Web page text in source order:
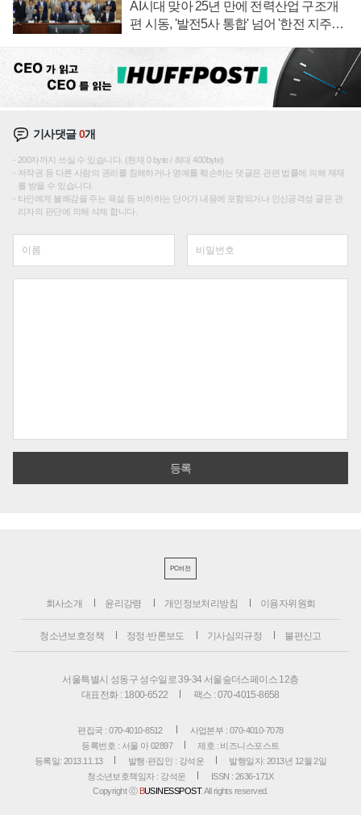
AI시대 맞아 25년 만에 전력산업 구조개
편 시동, '발전5사 통합' 넘어 '한전 지주사'
기사댓글0개
200자까지 쓰실 수 있습니다. (현재 0 byte / 최대 400byte)
저작권 등 다른 사람의 권리를 침해하거나 명예를 훼손하는 댓글은 관련 법률에 의해 제재
를 받을 수 있습니다.
타인에게 불쾌감을 주는 욕설 등 비하하는 단어가 내용에 포함되거나 인신공격성 글은 관
리자의 판단에 의해 삭제 합니다.
PC버전
회사소개 윤리강령 개인정보처리방침 이용자위원회
청소년보호정책 정정·반론보도 기사심의규정 불편신고
서울특별시 성동구 성수일로 39-34 서울숲더스페이스 12층
대표전화 : 1800-6522
팩스 : 070-4015-8658
편집국 : 070-4010-8512
사업본부 : 070-4010-7078
등록번호 : 서울 아 02897
제호 : 비즈니스포스트
등록일: 2013.11.13
발행·편집인 : 강석운
발행일자: 2013년 12월 2일
청소년보호책임자 : 강석운
ISSN : 2636-171X
Copyright ⓒ BUSINESSPOST. All rights reserved.